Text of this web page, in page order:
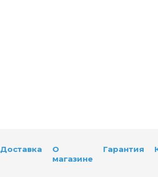
Доставка
О
магазине
Гарантия